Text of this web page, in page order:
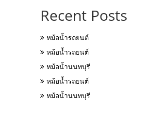
Recent Posts
หม้อน้ำรถยนต์
หม้อน้ำรถยนต์
หม้อน้ำนนทบุรี
หม้อน้ำรถยนต์
หม้อน้ำนนทบุรี